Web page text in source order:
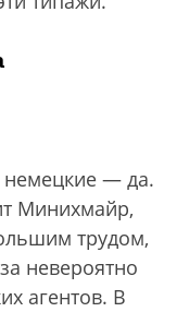
немецкие — да.
Минихмайр,
трудом,
невероятно
агентов. В